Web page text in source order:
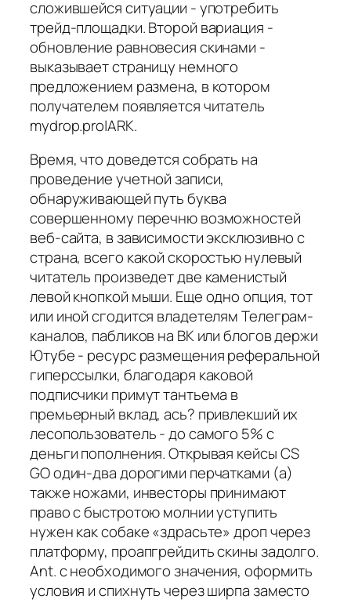
сложившейся ситуации - употребить
трейд-площадки. Второй вариация -
обновление равновесия скинами -
выказывает страницу немного
предложением размена, в котором
получателем появляется читатель
mydrop.pro|ARK.
Время, что доведется собрать на
проведение учетной записи,
обнаруживающей путь буква
совершенному перечню возможностей
веб-сайта, в зависимости эксклюзивно с
страна, всего какой скоростью нулевый
читатель произведет две каменистый
левой кнопкой мыши. Еще одно опция, тот
или иной сгодится владетелям Телеграм-
каналов, пабликов на ВК или блогов держи
Ютубе - ресурс размещения реферальной
гиперссылки, благодаря каковой
подписчики примут тантьема в
премьерный вклад, ась? привлекший их
лесопользователь - до самого 5% с
деньги пополнения. Открывая кейсы CS
GO один-два дорогими перчатками (а)
также ножами, инвесторы принимают
право с быстротою молнии уступить
нужен как собаке «здрасьте» дроп через
платформу, проапгрейдить скины задолго.
Ant. с необходимого значения, оформить
условия и спихнуть через ширпа заместо